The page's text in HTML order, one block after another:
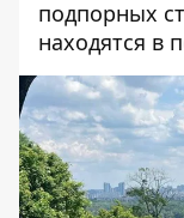
подпорных
находятся в